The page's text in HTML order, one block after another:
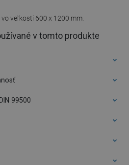
veľkosti 600 x 1200 mm.
v tomto produkte
99500